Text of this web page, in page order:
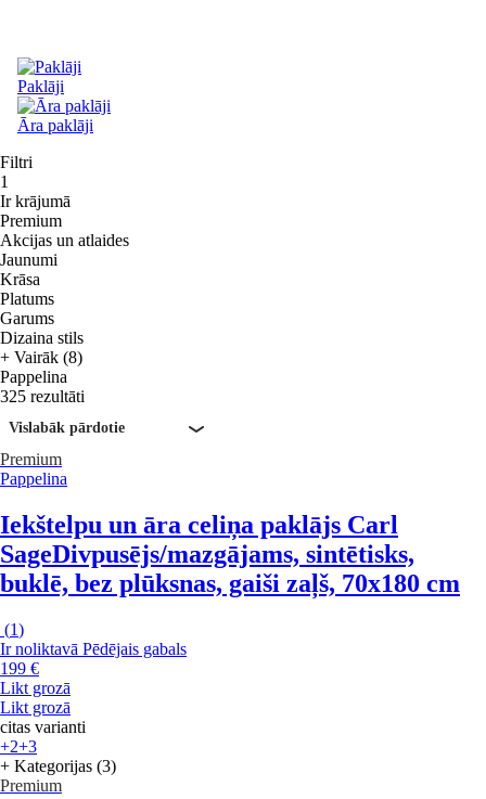
Paklāji
Āra paklāji
Filtri
1
Ir krājumā
Premium
Akcijas un atlaides
Jaunumi
Krāsa
Platums
Garums
Dizaina stils
+ Vairāk (8)
Pappelina
325 rezultāti
Vislabāk pārdotie
Premium
Pappelina
Iekštelpu un āra celiņa paklājs Carl
SageDivpusējs/mazgājams, sintētisks,
buklē, bez plūksnas, gaiši zaļš, 70x180 cm
(1)
Ir noliktavā Pēdējais gabals
199 €
Likt grozā
Likt grozā
citas varianti
+2+3
+ Kategorijas (3)
Premium